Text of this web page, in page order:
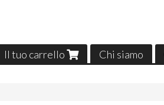
Il tuo carrello Chi siamo